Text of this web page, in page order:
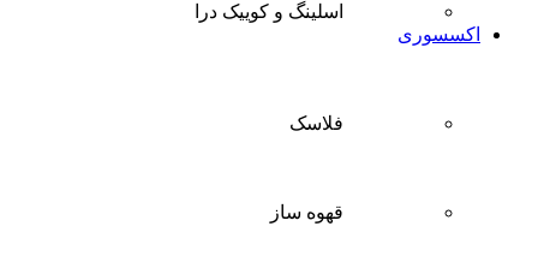
اسلینگ و کوییک درا
اکسسوری
فلاسک
قهوه ساز